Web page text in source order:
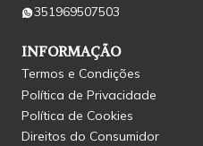
351969507503
INFORMAÇÃO
Termos e Condições
Política de Privacidade
Política de Cookies
Direitos do Consumidor